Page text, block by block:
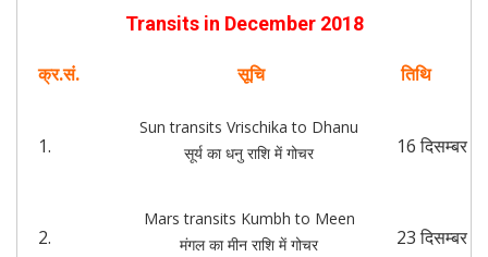
Transits in December 2018
क्र.सं. सूचि तिथि
1.
Sun transits Vrischika to Dhanu
सूर्य का धनु राशि में गोचर
16 दिसम्बर
2.
Mars transits Kumbh to Meen
मंगल का मीन राशि में गोचर
23 दिसम्बर